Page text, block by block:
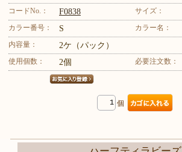
コードNo.： F0838 サイズ：
カラー番号： S カラー名：
内容量： 2ケ（パック）
使用個数： 2個 必要注文数：
個